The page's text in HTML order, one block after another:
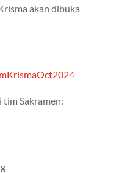
akan dibuka
Sakramen: